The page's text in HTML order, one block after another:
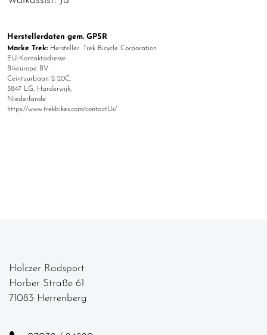
Herstellerdaten gem. GPSR
Marke Trek: Hersteller: Trek Bicycle Corporation
EU-Kontaktadresse:
Bikeurope BV
Ceintuurbaan 2-20C,
3847 LG, Harderwijk,
Niederlande
https://www.trekbikes.com/contactUs/
Holczer Radsport
Horber Straße 61
71083 Herrenberg